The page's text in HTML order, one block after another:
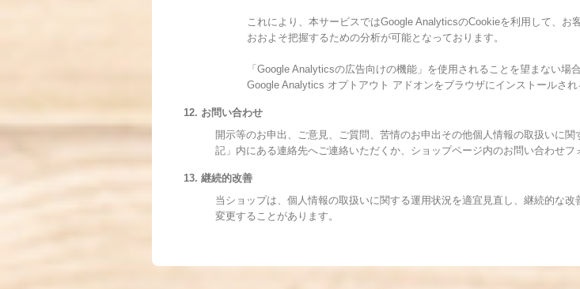
これにより、本サービスではGoogle AnalyticsのCookieを利用して、
おおよそ把握するための分析が可能となっております。
「Google Analyticsの広告向けの機能」を使用されることを望まない場
Google Analytics オプトアウト アドオンをブラウザにインストールされ
12. お問い合わせ
開示等のお申出、ご意見、ご質問、苦情のお申出その他個人情報の取扱いに
記」内にある連絡先へご連絡いただくか、ショップページ内のお問い合わせフ
13. 継続的改善
当ショップは、個人情報の取扱いに関する運用状況を適宜見直し、継続的な
変更することがあります。